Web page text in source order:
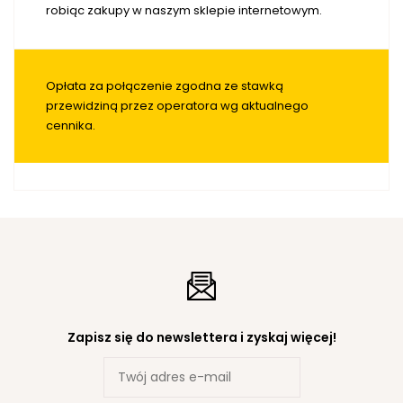
robiąc zakupy w naszym sklepie internetowym.
Opłata za połączenie zgodna ze stawką
przewidziną przez operatora wg aktualnego
cennika.
Zapisz się do newslettera i zyskaj więcej!